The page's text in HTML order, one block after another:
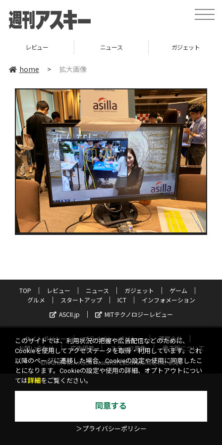
toggle
レビュー ニュース ガジェット
home > 拡大画像
TOP レビュー ニュース ガジェット
ゲーム
グルメ
スタートアップ ICT
インフォメーション
ASCII.jp
MITテクノロジーレビュー
サイトポリシー プライバシーポリシー
運営会社
お問い合わせ
広告掲載 スタッフ募集
電子版について
©KADOKAWA ASCII Research Laboratories, Inc. 2026
このサイトでは、利用状況の把握や広告配信などのために、
Cookieを使用してアクセスデータを取得・利用しています。これ
以降のページに遷移した場合、Cookieの設定や使用に同意したこ
とになります。Cookieの設定や使用の詳細、オプトアウトについ
ては詳細 をご覧ください。
同意する
＞プライバシーポリシー